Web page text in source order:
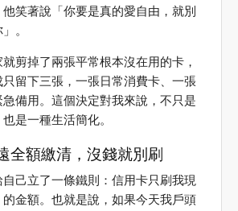
笑著說「你要是真的愛自由，就別
。
剪掉了兩張平常根本沒在用的卡，
留下三張，一張日常消費卡、一張
備用。這個決定對我來說，不只是
是一種生活簡化。
全額繳清，沒錢就別刷
己立了一條鐵則：信用卡只刷我現
金額。也就是說，如果今天我戶頭